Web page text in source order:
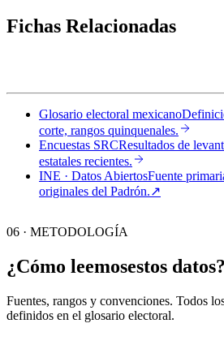
Fichas Relacionadas
Glosario electoral mexicano
corte, rangos quinquenales.
Encuestas SRCResultados de
estatales recientes.
INE · Datos AbiertosFuente
originales del Padrón.↗︎
06 · METODOLOGÍA
¿Cómo leemosestos datos?
Fuentes, rangos y convenciones. Todos
definidos en el glosario electoral.